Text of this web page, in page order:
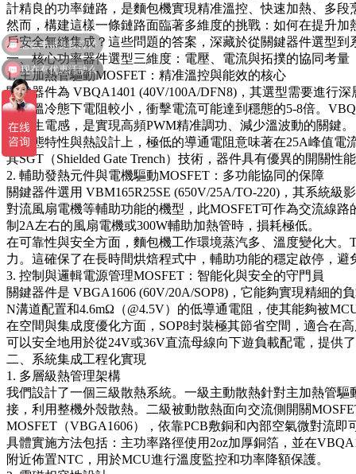
計精良的功率鏈路，是麵包機實現精准溫控、快速加熱、多
然而，構建這樣一條鏈路面臨著多維度的挑戰：如何在提升
戶安全無縫集成？這些問題的答案，深藏於從關鍵器件選型
一、核心功率器件選型三維度：電壓、電流與拓撲的協同考量
1. 主加熱管驅動MOSFET：精准溫控與能效的核心
關鍵器件為 VBQA1401 (40V/100A/DFN8)，其選型需要進行
或低溫冷態下電阻較小，衝擊電流可能達到穩態的5-8倍。
和寄生電感，是實現高頻PWM精准調功、減少溫波動的關鍵。
在動態特性與熱設計上，極低的導通電阻意味著在25A峰值電
其SGT（Shielded Gate Trench）技術，器件具有優異的開關
2. 輔助發熱元件與電機驅動MOSFET：多功能協同的保障
關鍵器件選用 VBM165R25SE (650V/25A/TO-220)，其系統
對流風扇電機等輔助功能的機型，此MOSFET可作為交流線
制2A左右的風扇電機或300W輔助加熱管時，損耗極低。
在可靠性與安全方面，麵包機工作環境蒸汽多、溫度變化大。
力。這確保了在長時間烘焙程式中，輔助功能的穩定啟停，避
3. 控制與邏輯電源管理MOSFET：智能化與安全的守門員
關鍵器件是 VBGA1606 (60V/20A/SOP8)，它能夠實現精細
N溝道配置和4.6mΩ（@4.5V）的低導通電阻，使其能夠被
在空間與集成度優化方面，SOP8封裝極其節省空間，適合在
可以安全地用於從24V或36V直流母線向下遊負載配電，提供
二、系統集成工程化實現
1. 多層級熱管理架構
我們設計了一個三級散熱系統。一級主動散熱針對主加熱管
接，利用整機外殼散熱。二級被動散熱面向交流側開關
MOSFET（VBGA1606），依靠PCB敷銅和內部空氣微對流即
具體實施方法包括：主功率路徑使用2oz加厚銅箔，並在
附近佈置NTC，用於MCU進行溫度監控和功率降額保護。
现在有优惠活动么